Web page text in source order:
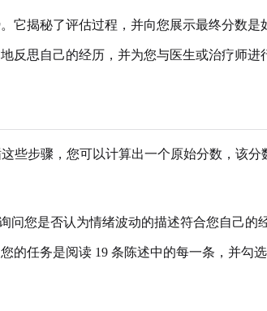
揭秘了评估过程，并向您展示最终分数
反思自己的经历，并为您与医生或治疗师
些步骤，您可以计算出一个原始分数，该分
您是否认为情绪波动的描述符合您自己的
的任务是阅读 19 条陈述中的每一条，并